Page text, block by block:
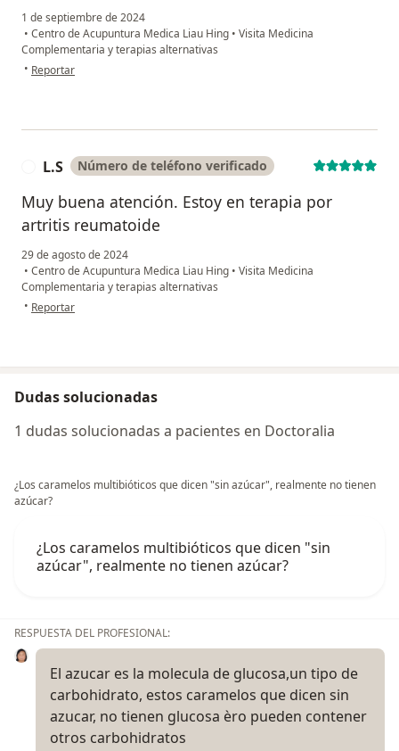
1 de septiembre de 2024
• Centro de Acupuntura Medica Liau Hing • Visita Medicina
Complementaria y terapias alternativas
• en opinión del usuario Sandro Machacuay Muñoz
Reportar
L.S Número de teléfono verificado
Muy buena atención. Estoy en terapia por
artritis reumatoide
29 de agosto de 2024
• Centro de Acupuntura Medica Liau Hing • Visita Medicina
Complementaria y terapias alternativas
• en opinión del usuario L.S
Reportar
Dudas solucionadas
1 dudas solucionadas a pacientes en Doctoralia
¿Los caramelos multibióticos que dicen "sin azúcar", realmente no tienen
azúcar?
¿Los caramelos multibióticos que dicen "sin
azúcar", realmente no tienen azúcar?
RESPUESTA DEL PROFESIONAL:
El azucar es la molecula de glucosa,un tipo de
carbohidrato, estos caramelos que dicen sin
azucar, no tienen glucosa èro pueden contener
otros carbohidratos